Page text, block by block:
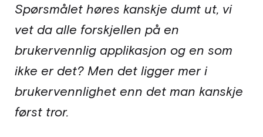
Spørsmålet høres kanskje dumt ut, vi
vet da alle forskjellen på en
brukervennlig applikasjon og en som
ikke er det? Men det ligger mer i
brukervennlighet enn det man kanskje
først tror.